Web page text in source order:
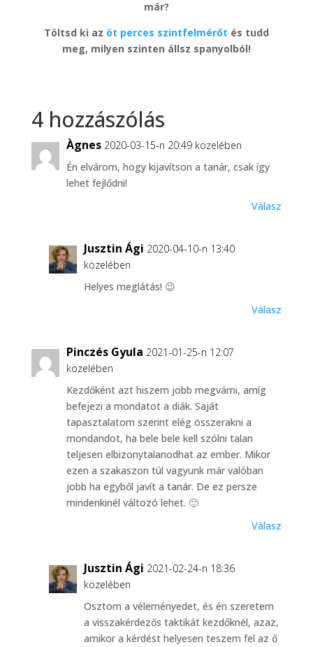
már?
Töltsd ki az öt perces szintfelmérőt és tudd
meg, milyen szinten állsz spanyolból!
4 hozzászólás
Àgnes 2020-03-15-n 20:49 közelében
Én elvárom, hogy kijavítson a tanár, csak így
lehet fejlődni!
Válasz
Jusztin Ági 2020-04-10-n 13:40
közelében
Helyes meglátás! 😉
Válasz
Pinczés Gyula 2021-01-25-n 12:07
közelében
Kezdőként azt hiszem jobb megvárni, amíg
befejezi a mondatot a diák. Saját
tapasztalatom szerint elég összerakni a
mondandot, ha bele bele kell szólni talan
teljesen elbizonytalanodhat az ember. Mikor
ezen a szakaszon túl vagyunk már valóban
jobb ha egyből javít a tanár. De ez persze
mindenkinél változó lehet. 🙂
Válasz
Jusztin Ági 2021-02-24-n 18:36
közelében
Osztom a véleményedet, és én szeretem
a visszakérdezős taktikát kezdőknél, azaz,
amikor a kérdést helyesen teszem fel az ő